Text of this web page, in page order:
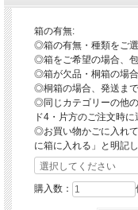
〇ロイヤルミルクティー器の
く置き、ティーバッグを取り
ン(600wで2分程度)してくださ
〇チャイ-器の3分の1程度の
れしばらく置き、ティーバッ
でチン(600wで2分程度)してく
※ティーバックを入れてチン
火花が散る可能性があるため
してください。又、加熱とと
りますのでご注意ください。
※レンジ使用中の吹きこぼれ
どされませんようにお取り扱
「掛分け(鬼白＆黒釉)という作
箱の有無:
◎箱の有無・種類をご選
◎箱をご希望の場合、包
◎箱が欠品・桐箱の場合
◎桐箱の場合、発送ま
◎同じカテゴリーの他
ド4・片方のご注文時
◎お買い物かごに入れ
に箱に入れる」と明記
購入数：